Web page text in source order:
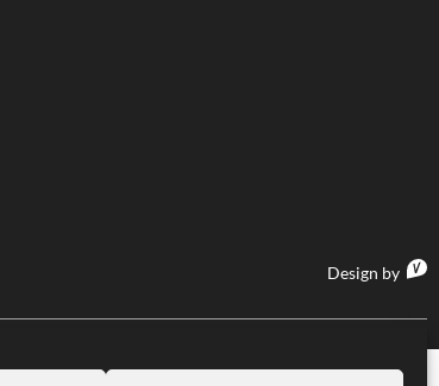
Design by